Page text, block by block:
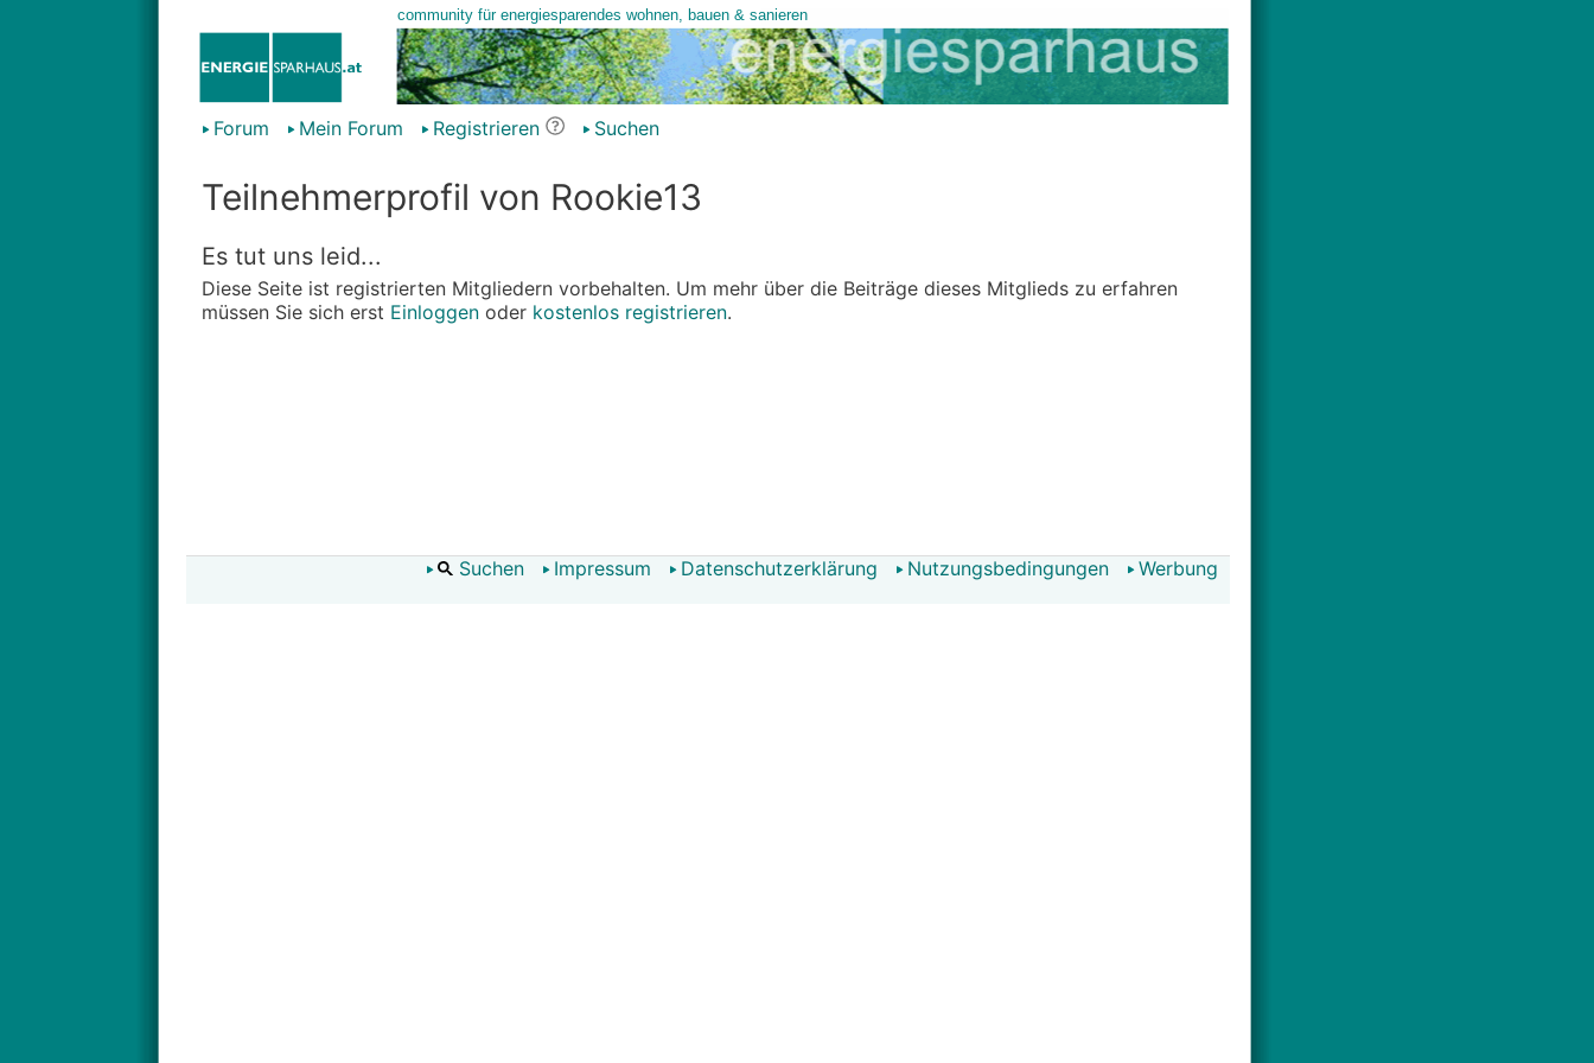
Forum Mein Forum Registrieren Suchen
Teilnehmerprofil von Rookie13
Es tut uns leid...
Diese Seite ist registrierten Mitgliedern vorbehalten. Um mehr über die Beiträge dieses Mitglieds zu erfahren
müssen Sie sich erst Einloggenoder kostenlos registrieren.
Suchen Impressum Datenschutzerklärung Nutzungsbedingungen Werbung